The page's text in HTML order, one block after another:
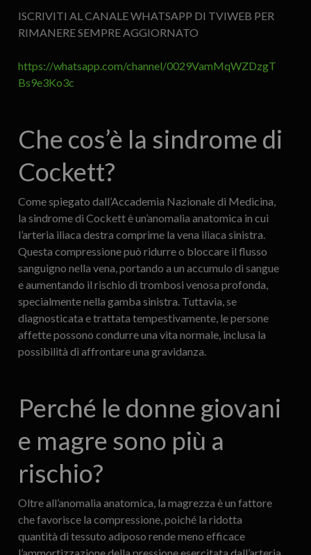
ISCRIVITI AL CANALE WHATSAPP DI TVIWEB PER
RIMANERE SEMPRE AGGIORNATO
https://whatsapp.com/channel/0029VamMqWZDzgT
Bs9e3Ko3c
Che cos’è la sindrome di
Cockett?
Come spiegato dall’Accademia Nazionale di Medicina,
la sindrome di Cockett è un’anomalia anatomica in cui
l’arteria iliaca destra comprime la vena iliaca sinistra.
Questa compressione può ridurre o bloccare il flusso
sanguigno nella vena, portando a un accumulo di sangue
e aumentando il rischio di trombosi venosa profonda,
specialmente nella gamba sinistra. Tuttavia, se
diagnosticata e trattata tempestivamente, le persone
affette possono condurre una vita normale, inclusa la
possibilità di affrontare una gravidanza.
Perché le donne giovani
e magre sono più a
rischio?
Oltre all’anomalia anatomica, la magrezza è un fattore
che favorisce la compressione, poiché la ridotta
quantità di tessuto adiposo rende meno efficace